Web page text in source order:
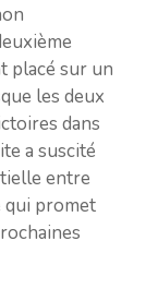
placé sur un
les deux
dans
a suscité
entre
qui promet